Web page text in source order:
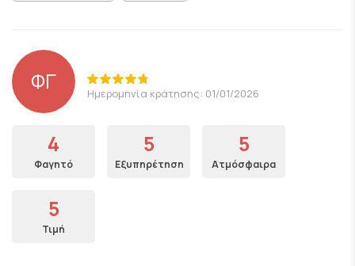
ΦΓ Ημερομηνία κράτησης: 01/01/2026
4
Φαγητό
5
Εξυπηρέτηση
5
Ατμόσφαιρα
5
Τιμή